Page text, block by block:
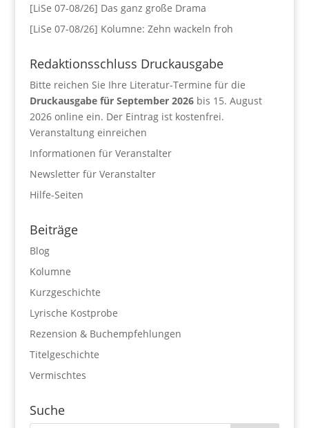
[LiSe 07-08/26] Das ganz große Drama
[LiSe 07-08/26] Kolumne: Zehn wackeln froh
Redaktionsschluss Druckausgabe
Bitte reichen Sie Ihre Literatur-Termine für die
Druckausgabe für September 2026bis 15. August
2026 online ein. Der Eintrag ist kostenfrei.
Veranstaltung einreichen
Informationen für Veranstalter
Newsletter für Veranstalter
Hilfe-Seiten
Beiträge
Blog
Kolumne
Kurzgeschichte
Lyrische Kostprobe
Rezension & Buchempfehlungen
Titelgeschichte
Vermischtes
Suche